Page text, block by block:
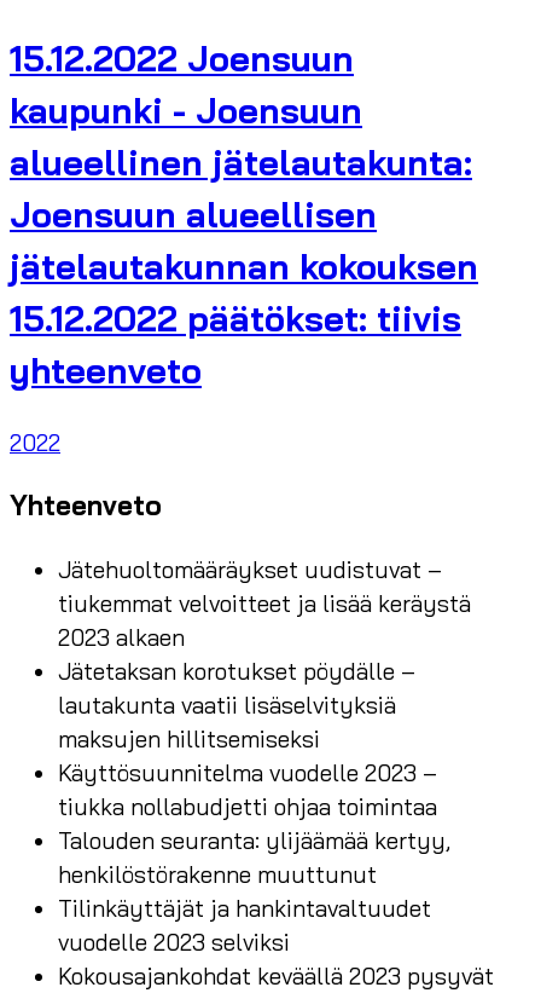
15.12.2022 Joensuun
kaupunki - Joensuun
alueellinen jätelautakunta:
Joensuun alueellisen
jätelautakunnan kokouksen
15.12.2022 päätökset: tiivis
yhteenveto
2022
Yhteenveto
Jätehuoltomääräykset uudistuvat –
tiukemmat velvoitteet ja lisää keräystä
2023 alkaen
Jätetaksan korotukset pöydälle –
lautakunta vaatii lisäselvityksiä
maksujen hillitsemiseksi
Käyttösuunnitelma vuodelle 2023 –
tiukka nollabudjetti ohjaa toimintaa
Talouden seuranta: ylijäämää kertyy,
henkilöstörakenne muuttunut
Tilinkäyttäjät ja hankintavaltuudet
vuodelle 2023 selviksi
Kokousajankohdat keväällä 2023 pysyvät